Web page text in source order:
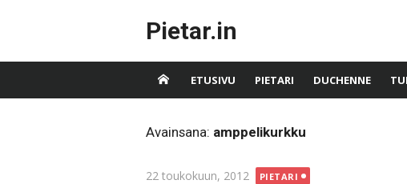
Pietar.in
ETUSIVU PIETARI DUCHENNE
Avainsana: amppelikurkku
Posted
22 toukokuun, 2012 PIETARI